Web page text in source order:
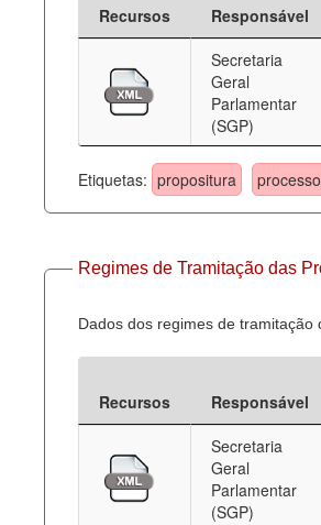
Recursos Responsável
Secretaria
Geral
Parlamentar
(SGP)
Etiquetas: propositura
Regimes de Tramitação das
Dados dos regimes de tramitação
Recursos Responsável
Secretaria
Geral
Parlamentar
(SGP)